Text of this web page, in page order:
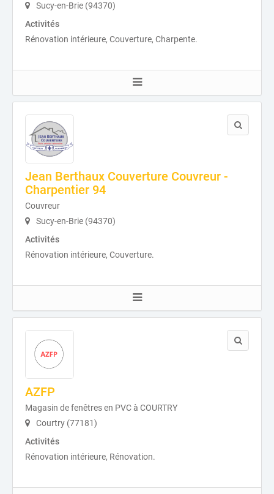
Sucy-en-Brie (94370)
Activités
Rénovation intérieure, Couverture, Charpente.
Jean Berthaux Couverture Couvreur -
Charpentier 94
Couvreur
Sucy-en-Brie (94370)
Activités
Rénovation intérieure, Couverture.
AZFP
Magasin de fenêtres en PVC à COURTRY
Courtry (77181)
Activités
Rénovation intérieure, Rénovation.